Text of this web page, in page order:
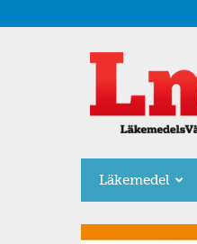
Läkemedel